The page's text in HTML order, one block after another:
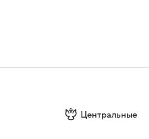
Центральные